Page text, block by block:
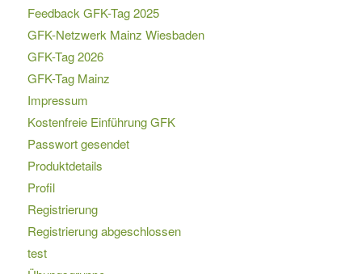
Feedback GFK-Tag 2025
GFK-Netzwerk Mainz Wiesbaden
GFK-Tag 2026
GFK-Tag Mainz
Impressum
Kostenfreie Einführung GFK
Passwort gesendet
Produktdetails
Profil
Registrierung
Registrierung abgeschlossen
test